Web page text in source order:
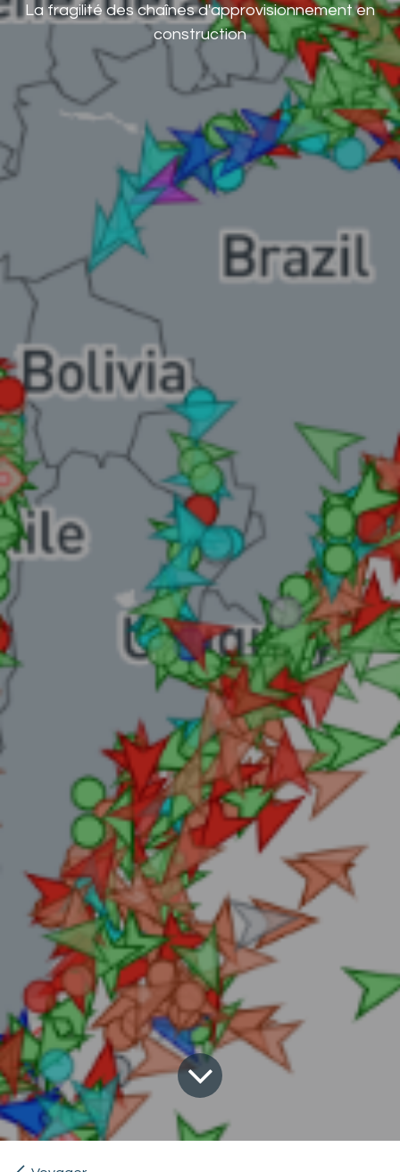
La fragilité des chaînes d'approvisionnement en
construction